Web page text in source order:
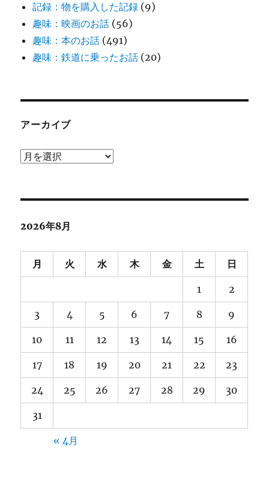
記録：物を購入した記録 (9)
趣味：映画のお話 (56)
趣味：本のお話 (491)
趣味：鉄道に乗ったお話 (20)
アーカイブ
ア
ブ
2026年8月
月 火 水 木 金 土 日
1 2
3 4 5 6 7 8 9
10 11 12 13 14 15 16
17 18 19 20 21 22 23
24 25 26 27 28 29 30
31
« 4月